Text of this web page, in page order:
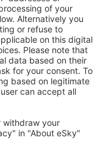
de anulare.
pentru utilizatorii
cabane,